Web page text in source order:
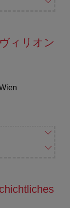
ィリオン